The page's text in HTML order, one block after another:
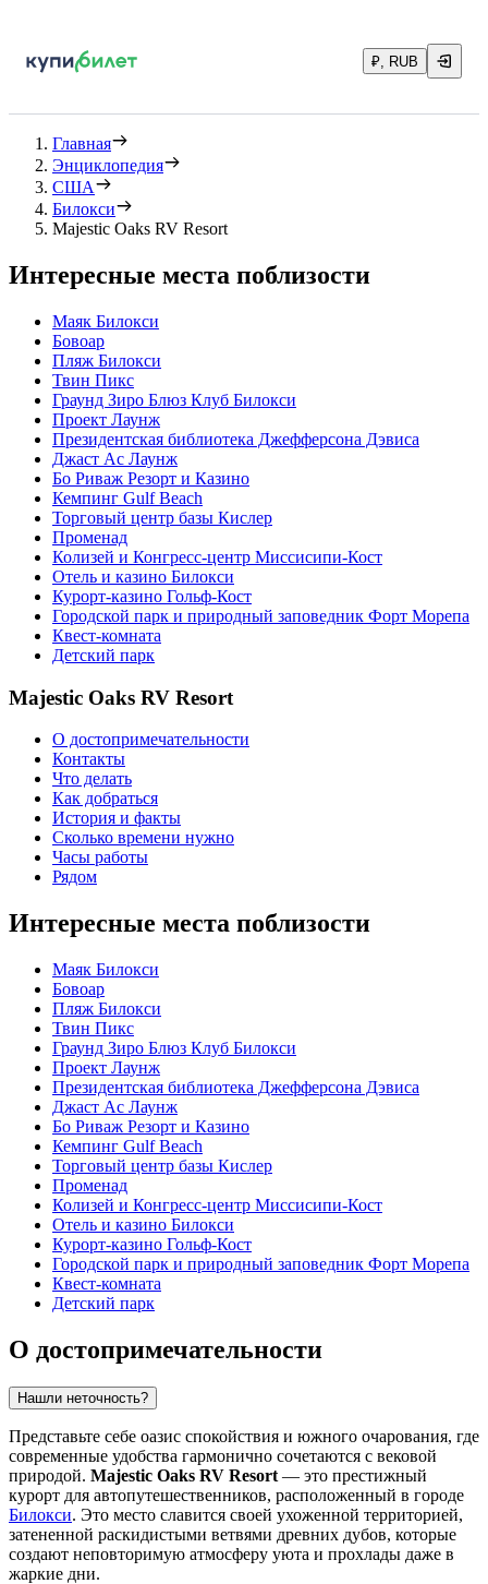
₽, RUB
Главная
Энциклопедия
США
Билокси
Majestic Oaks RV Resort
Интересные места поблизости
Маяк Билокси
Бовоар
Пляж Билокси
Твин Пикс
Граунд Зиро Блюз Клуб Билокси
Проект Лаунж
Президентская библиотека Джефферсона Дэвиса
Джаст Ас Лаунж
Бо Риваж Резорт и Казино
Кемпинг Gulf Beach
Торговый центр базы Кислер
Променад
Колизей и Конгресс-центр Миссисипи-Кост
Отель и казино Билокси
Курорт-казино Гольф-Кост
Городской парк и природный заповедник Форт Морепа
Квест-комната
Детский парк
Majestic Oaks RV Resort
О достопримечательности
Контакты
Что делать
Как добраться
История и факты
Сколько времени нужно
Часы работы
Рядом
Интересные места поблизости
Маяк Билокси
Бовоар
Пляж Билокси
Твин Пикс
Граунд Зиро Блюз Клуб Билокси
Проект Лаунж
Президентская библиотека Джефферсона Дэвиса
Джаст Ас Лаунж
Бо Риваж Резорт и Казино
Кемпинг Gulf Beach
Торговый центр базы Кислер
Променад
Колизей и Конгресс-центр Миссисипи-Кост
Отель и казино Билокси
Курорт-казино Гольф-Кост
Городской парк и природный заповедник Форт Морепа
Квест-комната
Детский парк
О достопримечательности
Нашли неточность?
Представьте себе оазис спокойствия и южного очарования, где
современные удобства гармонично сочетаются с вековой
природой. Majestic Oaks RV Resort — это престижный
курорт для автопутешественников, расположенный в городе
Билокси. Это место славится своей ухоженной территорией,
затененной раскидистыми ветвями древних дубов, которые
создают неповторимую атмосферу уюта и прохлады даже в
жаркие дни.